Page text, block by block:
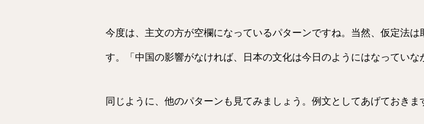
今度は、主文の方が空欄になっているパターンですね。当然、仮定法
す。「中国の影響がなければ、日本の文化は今日のようにはなっていな
同じように、他のパターンも見てみましょう。例文としてあげておきま